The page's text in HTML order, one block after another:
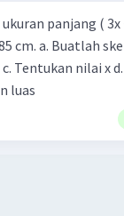
panjang ( 3x
cm. a. Buatlah
Tentukan nilai x
luas